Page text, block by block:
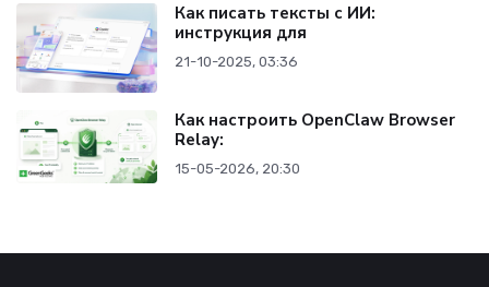
Как писать тексты с ИИ:
инструкция для
21-10-2025, 03:36
Как настроить OpenClaw Browser
Relay:
15-05-2026, 20:30